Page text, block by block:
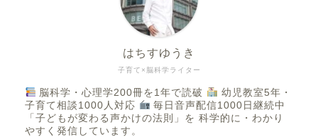
子育て×脳科学ライター
はちすゆうき
脳科学・心理学200冊を1年で読破
幼児教室5年・
子育て相談1000人対応
毎日音声配信1000日継続中
「子どもが変わる声かけの法則」を 科学的に・わかり
やすく発信しています。